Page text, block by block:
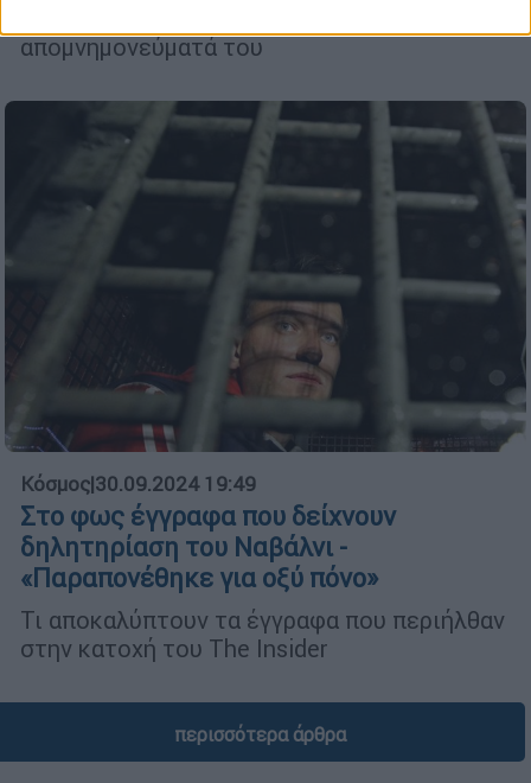
απομνημονεύματά του
Κόσμος|30.09.2024 19:49
Στο φως έγγραφα που δείχνουν
δηλητηρίαση του Ναβάλνι -
«Παραπονέθηκε για οξύ πόνο»
Τι αποκαλύπτουν τα έγγραφα που περιήλθαν
στην κατοχή του The Insider
περισσότερα άρθρα